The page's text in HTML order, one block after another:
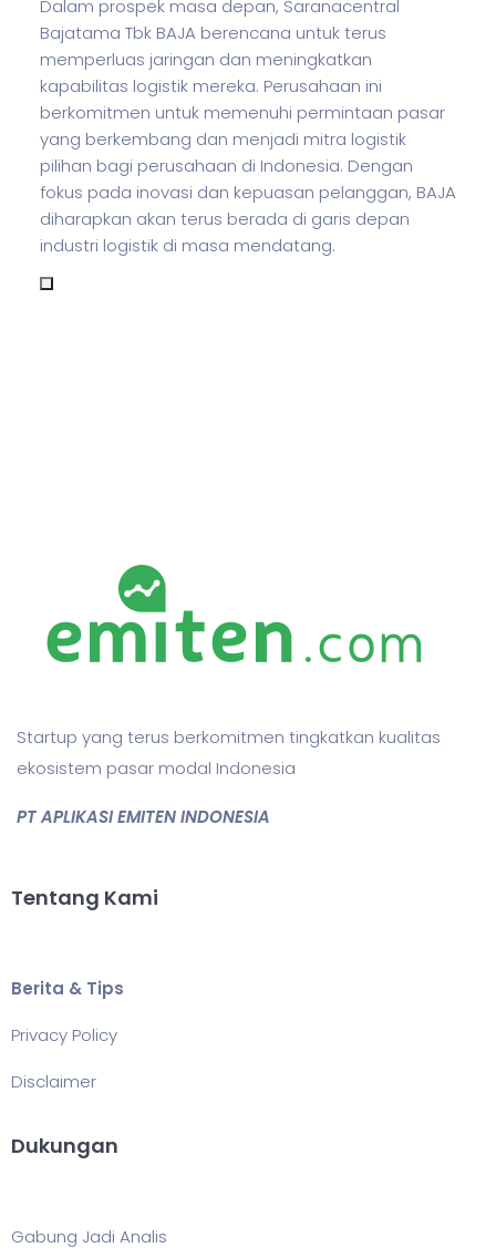
Dalam prospek masa depan, Saranacentral
Bajatama Tbk BAJA berencana untuk terus
memperluas jaringan dan meningkatkan
kapabilitas logistik mereka. Perusahaan ini
berkomitmen untuk memenuhi permintaan pasar
yang berkembang dan menjadi mitra logistik
pilihan bagi perusahaan di Indonesia. Dengan
fokus pada inovasi dan kepuasan pelanggan, BAJA
diharapkan akan terus berada di garis depan
industri logistik di masa mendatang.
Startup yang terus berkomitmen tingkatkan kualitas
ekosistem pasar modal Indonesia
PT APLIKASI EMITEN INDONESIA
Tentang Kami
Berita & Tips
Privacy Policy
Disclaimer
Dukungan
Gabung Jadi Analis